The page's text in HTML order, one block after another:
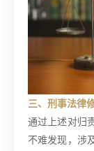
三、刑事法律
通过上述对归
不难发现，涉